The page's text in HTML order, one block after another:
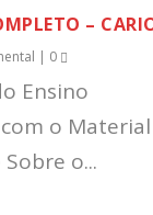
–
| 0
Ensino
o Material
o...